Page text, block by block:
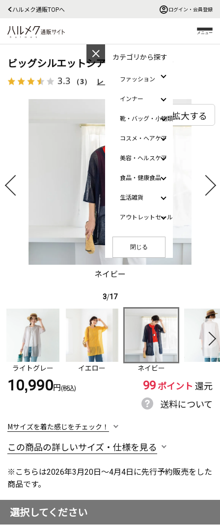
ハルメク通販TOPへ ログイン・会員登録
メニュー
カテゴリから探す
ファッション
インナー
靴・バッグ・小物類
コスメ・ヘアケア
美容・ヘルスケア
食品・健康食品
生活雑貨
アウトレットセール
閉じる
ビッグシルエットシアーカーディガン
3.3 （3） レビューを見る
ネイビー
拡大する
3/17
ライトグレー イエロー ネイビー
10,990円(税込) 99ポイント 還元
送料について
Mサイズを着た感じをチェック！
この商品の詳しいサイズ・仕様を見る
※こちらは2026年3月20日～4月4日に先行予約販売をした
商品です。
選択してください